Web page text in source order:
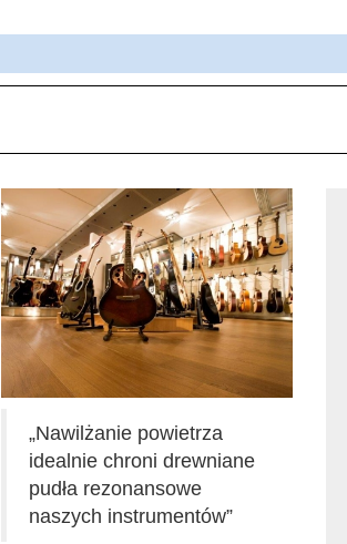
„Nawilżanie powietrza
idealnie chroni drewniane
pudła rezonansowe
naszych instrumentów”